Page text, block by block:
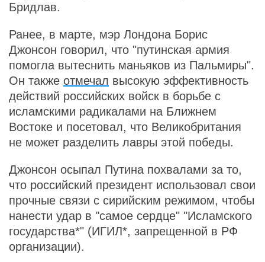
Бридлав.
Ранее, в марте, мэр Лондона Борис
Джонсон говорил, что "путинская армия
помогла вытеснить маньяков из Пальмиры".
Он также отмечал высокую эффективность
действий российских войск в борьбе с
исламскими радикалами на Ближнем
Востоке и посетовал, что Великобритания
не может разделить лавры этой победы.
Джонсон осыпал Путина похвалами за то,
что российский президент использовал свои
прочные связи с сирийским режимом, чтобы
нанести удар в "самое сердце" "Исламского
государства*" (ИГИЛ*, запрещенной в РФ
организации).